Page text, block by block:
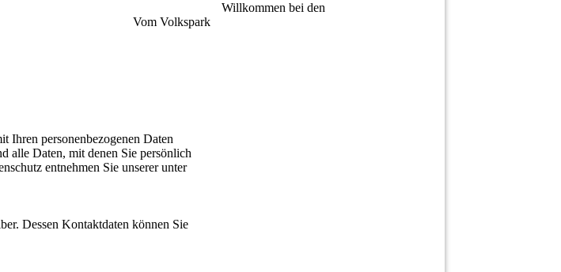
bei den
Katzen Vom Volkspark
Ihren personenbezogenen Daten
alle Daten, mit denen Sie persönlich
entnehmen Sie unserer unter
Dessen Kontaktdaten können Sie